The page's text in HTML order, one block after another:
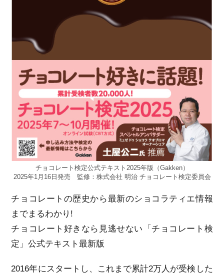
チョコレート検定公式テキスト2025年版（Gakken）
2025年1月16日発売 監修：株式会社 明治 チョコレート検定委員会
チョコレートの歴史から最新のショコラティエ情報
までまるわかり!
チョコレート好きなら見逃せない「チョコレート検
定」公式テキスト最新版
2016年にスタートし、これまで累計2万人が受検した